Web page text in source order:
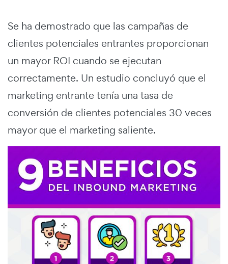
Se ha demostrado que las campañas de
clientes potenciales entrantes proporcionan
un mayor ROI cuando se ejecutan
correctamente. Un estudio concluyó que el
marketing entrante tenía una tasa de
conversión de clientes potenciales 30 veces
mayor que el marketing saliente.